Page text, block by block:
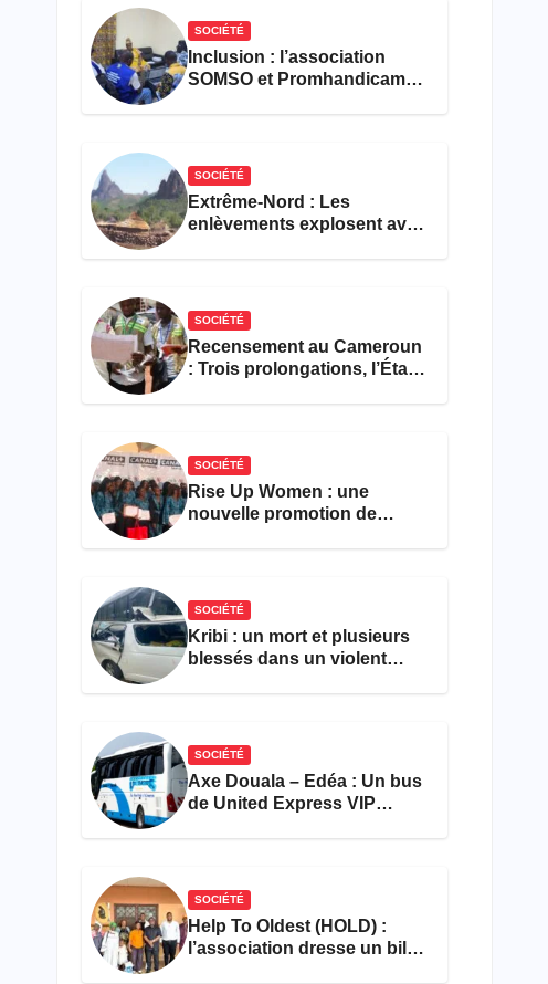
SOCIÉTÉ
Inclusion : l’association
SOMSO et Promhandicam
SOCIÉTÉ
Extrême-Nord : Les
enlèvements explosent avec
SOCIÉTÉ
Recensement au Cameroun
: Trois prolongations, l’État
SOCIÉTÉ
Rise Up Women : une
nouvelle promotion de
SOCIÉTÉ
Kribi : un mort et plusieurs
blessés dans un violent
SOCIÉTÉ
Axe Douala – Edéa : Un bus
de United Express VIP
SOCIÉTÉ
Help To Oldest (HOLD) :
l’association dresse un bilan